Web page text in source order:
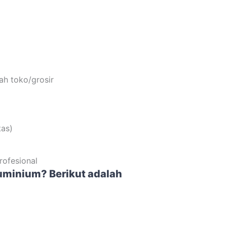
toko/grosir
Berikut adalah